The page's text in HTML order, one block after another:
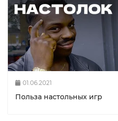
01.06.2021
Польза настольных игр